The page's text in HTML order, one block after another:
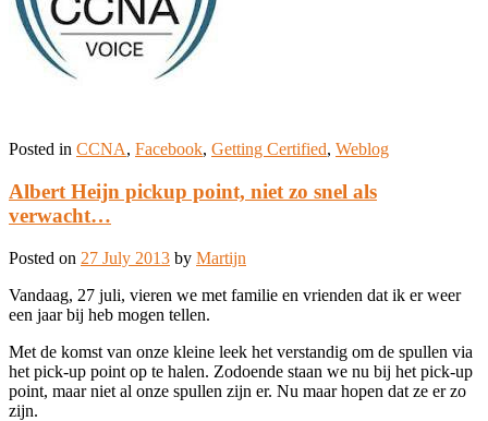
Posted in CCNA, Facebook, Getting Certified, Weblog
Albert Heijn pickup point, niet zo snel als
verwacht…
Posted on 27 July 2013 by Martijn
Vandaag, 27 juli, vieren we met familie en vrienden dat ik er weer
een jaar bij heb mogen tellen.
Met de komst van onze kleine leek het verstandig om de spullen via
het pick-up point op te halen. Zodoende staan we nu bij het pick-up
point, maar niet al onze spullen zijn er. Nu maar hopen dat ze er zo
zijn.